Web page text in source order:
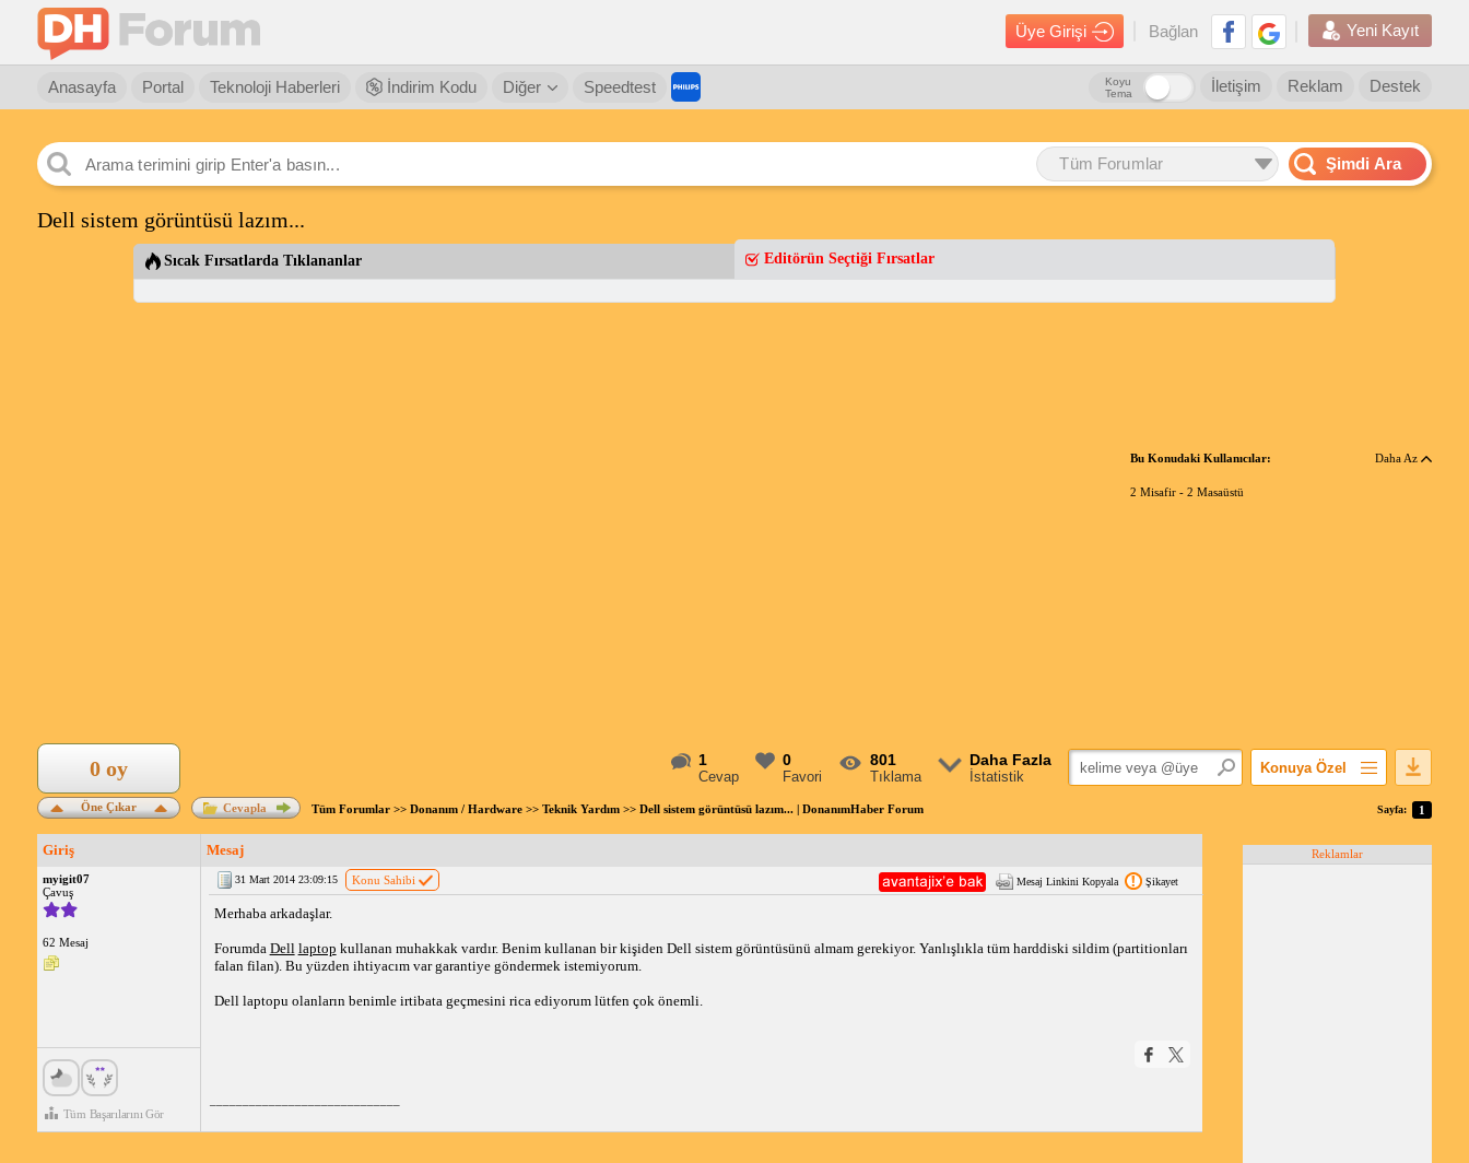
Üye Girişi Bağlan Yeni Kayıt
Anasayfa Portal Teknoloji Haberleri İndirim Kodu Diğer Speedtest Destek
Reklam
İletişim
Koyu
Tema
Tüm Forumlar Şimdi Ara
Dell sistem görüntüsü lazım...
Sıcak Fırsatlarda Tıklananlar Editörün Seçtiği Fırsatlar
Bu Konudaki Kullanıcılar: Daha Az
2 Misafir - 2 Masaüstü
1
Cevap
0
Favori
801
Tıklama
Daha Fazla
İstatistik
Konuya Özel
Popüler Mesajlar
Öne Çıkar
0 oy
Cevapla Tüm Forumlar>> Donanım / Hardware>> Teknik Yardım>> Dell sistem görüntüsü lazım... | DonanımHaber Forum Sayfa: 1
Giriş Mesaj
myigit07
Çavuş
62 Mesaj
Tüm Başarılarını Gör
31 Mart 2014 23:09:15 Konu Sahibi Mesaj Linkini Kopyala Şikayet
Merhaba arkadaşlar.
Forumda Dell laptop kullanan muhakkak vardır. Benim kullanan bir kişiden Dell sistem görüntüsünü almam gerekiyor. Yanlışlıkla tüm harddiski sildim (partitionları
falan filan). Bu yüzden ihtiyacım var garantiye göndermek istemiyorum.
Dell laptopu olanların benimle irtibata geçmesini rica ediyorum lütfen çok önemli.
Reklamlar